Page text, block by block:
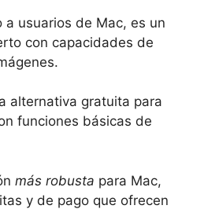
a usuarios de Mac, es un
con capacidades de
alternativa gratuita para
funciones básicas de
más robusta para Mac,
y de pago que ofrecen